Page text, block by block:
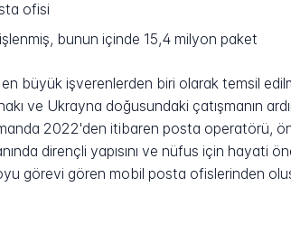
ofisi
bunun içinde 15,4 milyon paket
büyük işverenlerden biri olarak temsil
ve Ukrayna doğusundaki çatışmanın
2022'den itibaren posta operatörü,
dirençli yapısını ve nüfus için hayati
görevi gören mobil posta ofislerinden